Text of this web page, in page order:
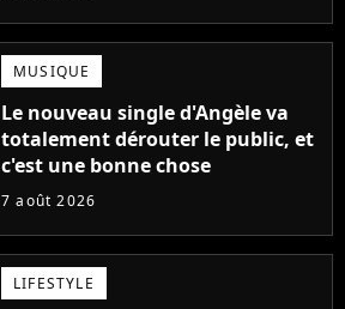
MUSIQUE
Le nouveau single d'Angèle va
totalement dérouter le public, et
c'est une bonne chose
7 août 2026
LIFESTYLE